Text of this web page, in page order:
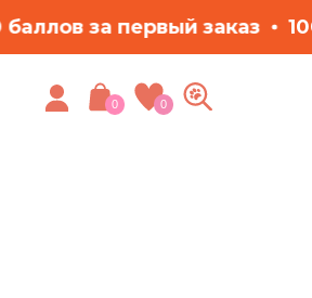
100 баллов за первый заказ
0
0